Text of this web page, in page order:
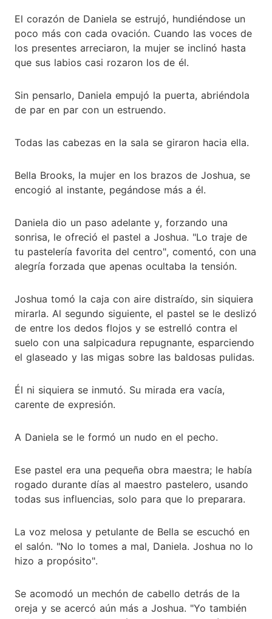
El corazón de Daniela se estrujó, hundiéndose un
poco más con cada ovación. Cuando las voces de
los presentes arreciaron, la mujer se inclinó hasta
que sus labios casi rozaron los de él.
Sin pensarlo, Daniela empujó la puerta, abriéndola
de par en par con un estruendo.
Todas las cabezas en la sala se giraron hacia ella.
Bella Brooks, la mujer en los brazos de Joshua, se
encogió al instante, pegándose más a él.
Daniela dio un paso adelante y, forzando una
sonrisa, le ofreció el pastel a Joshua. "Lo traje de
tu pastelería favorita del centro", comentó, con una
alegría forzada que apenas ocultaba la tensión.
Joshua tomó la caja con aire distraído, sin siquiera
mirarla. Al segundo siguiente, el pastel se le deslizó
de entre los dedos flojos y se estrelló contra el
suelo con una salpicadura repugnante, esparciendo
el glaseado y las migas sobre las baldosas pulidas.
Él ni siquiera se inmutó. Su mirada era vacía,
carente de expresión.
A Daniela se le formó un nudo en el pecho.
Ese pastel era una pequeña obra maestra; le había
rogado durante días al maestro pastelero, usando
todas sus influencias, solo para que lo preparara.
La voz melosa y petulante de Bella se escuchó en
el salón. "No lo tomes a mal, Daniela. Joshua no lo
hizo a propósito".
Se acomodó un mechón de cabello detrás de la
oreja y se acercó aún más a Joshua. "Yo también